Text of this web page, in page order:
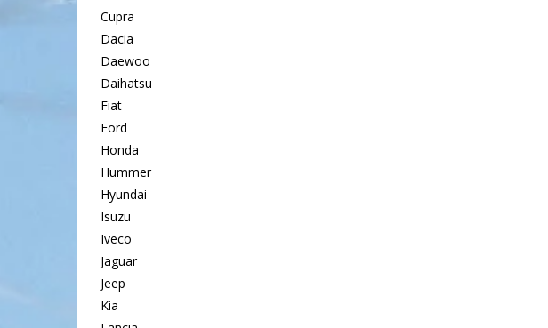
Cupra
Dacia
Daewoo
Daihatsu
Fiat
Ford
Honda
Hummer
Hyundai
Isuzu
Iveco
Jaguar
Jeep
Kia